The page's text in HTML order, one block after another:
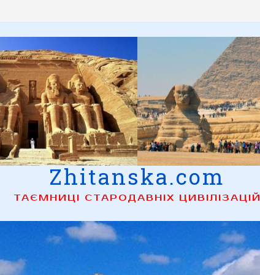
Zhitanska.com
ТАЄМНИЦІ СТАРОДАВНІХ ЦИВІЛІЗАЦІЙ